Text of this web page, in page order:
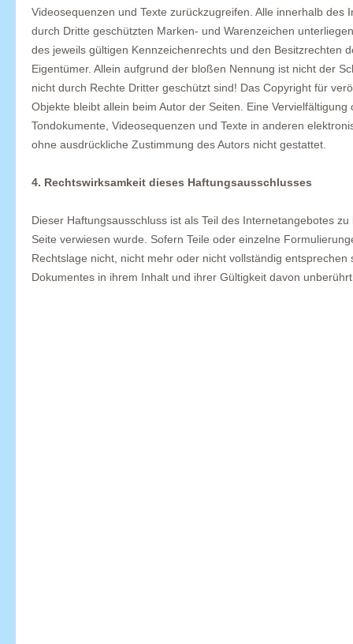
Videosequenzen und Texte zurückzugreifen. Alle innerhalb des
durch Dritte geschützten Marken- und Warenzeichen
des jeweils gültigen Kennzeichenrechts und den Besitzrechten
Eigentümer. Allein aufgrund der bloßen Nennung ist nicht der
nicht durch Rechte Dritter geschützt sind! Das Copyright für
Objekte bleibt allein beim Autor der Seiten. Eine
Tondokumente, Videosequenzen und Texte in anderen
ohne ausdrückliche Zustimmung des Autors nicht gestattet.
4. Rechtswirksamkeit dieses Haftungsausschlusses
Dieser Haftungsausschluss ist als Teil des Internetangebotes
Seite verwiesen wurde. Sofern Teile oder einzelne
Rechtslage nicht, nicht mehr oder nicht vollständig
Dokumentes in ihrem Inhalt und ihrer Gültigkeit davon